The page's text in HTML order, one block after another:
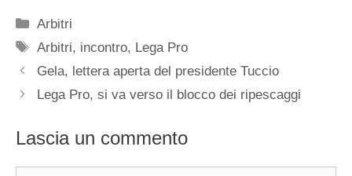
Categorie
Arbitri
Tag
Arbitri, incontro, Lega Pro
Gela, lettera aperta del presidente Tuccio
Lega Pro, si va verso il blocco dei ripescaggi
Lascia un commento